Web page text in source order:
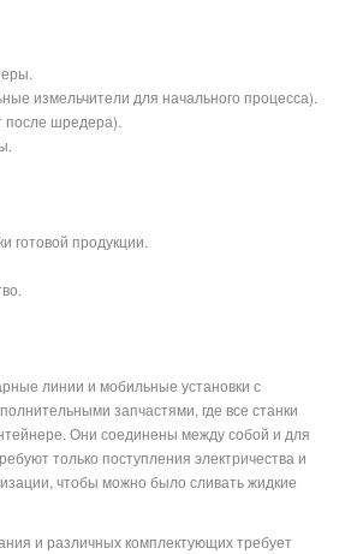
измельчители для начального процесса).
после шредера).
готовой продукции.
линии и мобильные установки с
запчастями, где все станки
Они соединены между собой и для
только поступления электричества и
чтобы можно было сливать жидкие
и различных комплектующих требует